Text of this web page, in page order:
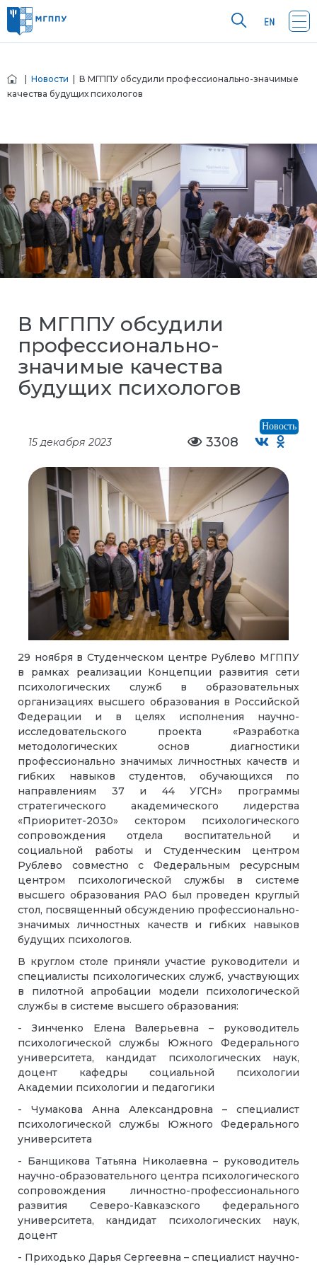
Новости | В МГППУ обсудили профессионально-значимые
качества будущих психологов
В МГППУ обсудили
профессионально-
значимые качества
будущих психологов
Новость
15 декабря 2023 3308
29 ноября в Студенческом центре Рублево МГППУ
в рамках реализации Концепции развития сети
психологических служб в образовательных
организациях высшего образования в Российской
Федерации и в целях исполнения научно-
исследовательского проекта «Разработка
методологических основ диагностики
профессионально значимых личностных качеств и
гибких навыков студентов, обучающихся по
направлениям 37 и 44 УГСН» программы
стратегического академического лидерства
«Приоритет-2030» сектором психологического
сопровождения отдела воспитательной и
социальной работы и Студенческим центром
Рублево совместно с Федеральным ресурсным
центром психологической службы в системе
высшего образования РАО был проведен круглый
стол, посвященный обсуждению профессионально-
значимых личностных качеств и гибких навыков
будущих психологов.
В круглом столе приняли участие руководители и
специалисты психологических служб, участвующих
в пилотной апробации модели психологической
службы в системе высшего образования:
- Зинченко Елена Валерьевна – руководитель
психологической службы Южного Федерального
университета, кандидат психологических наук,
доцент кафедры социальной психологии
Академии психологии и педагогики
- Чумакова Анна Александровна – специалист
психологической службы Южного Федерального
университета
- Банщикова Татьяна Николаевна – руководитель
научно-образовательного центра психологического
сопровождения личностно-профессионального
развития Северо-Кавказского федерального
университета, кандидат психологических наук,
доцент
- Приходько Дарья Сергеевна – специалист научно-